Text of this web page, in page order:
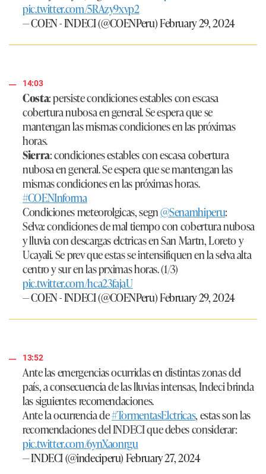
pic.twitter.com/5RAzy9xvp2
— COEN - INDECI (@COENPeru)February 29, 2024
14:03
Costa: persiste condiciones estables con escasa
cobertura nubosa en general. Se espera que se
mantengan las mismas condiciones en las próximas
horas.
Sierra: condiciones estables con escasa cobertura
nubosa en general. Se espera que se mantengan las
mismas condiciones en las próximas horas.
#COENInforma
Condiciones meteorolgicas, segn@Senamhiperu:
Selva: condiciones de mal tiempo con cobertura nubosa
y lluvia con descargas elctricas en San Martn, Loreto y
Ucayali. Se prev que estas se intensifiquen en la selva alta
centro y sur en las prximas horas. (1/3)
pic.twitter.com/hca23fajaU
— COEN - INDECI (@COENPeru)February 29, 2024
13:52
Ante las emergencias ocurridas en distintas zonas del
país, a consecuencia de las lluvias intensas, Indeci brinda
las siguientes recomendaciones.
Ante la ocurrencia de#TormentasElctricas, estas son las
recomendaciones del INDECI que debes considerar:
pic.twitter.com/6ynXaonrgu
— INDECI (@indeciperu)February 27, 2024